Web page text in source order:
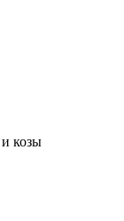
козы